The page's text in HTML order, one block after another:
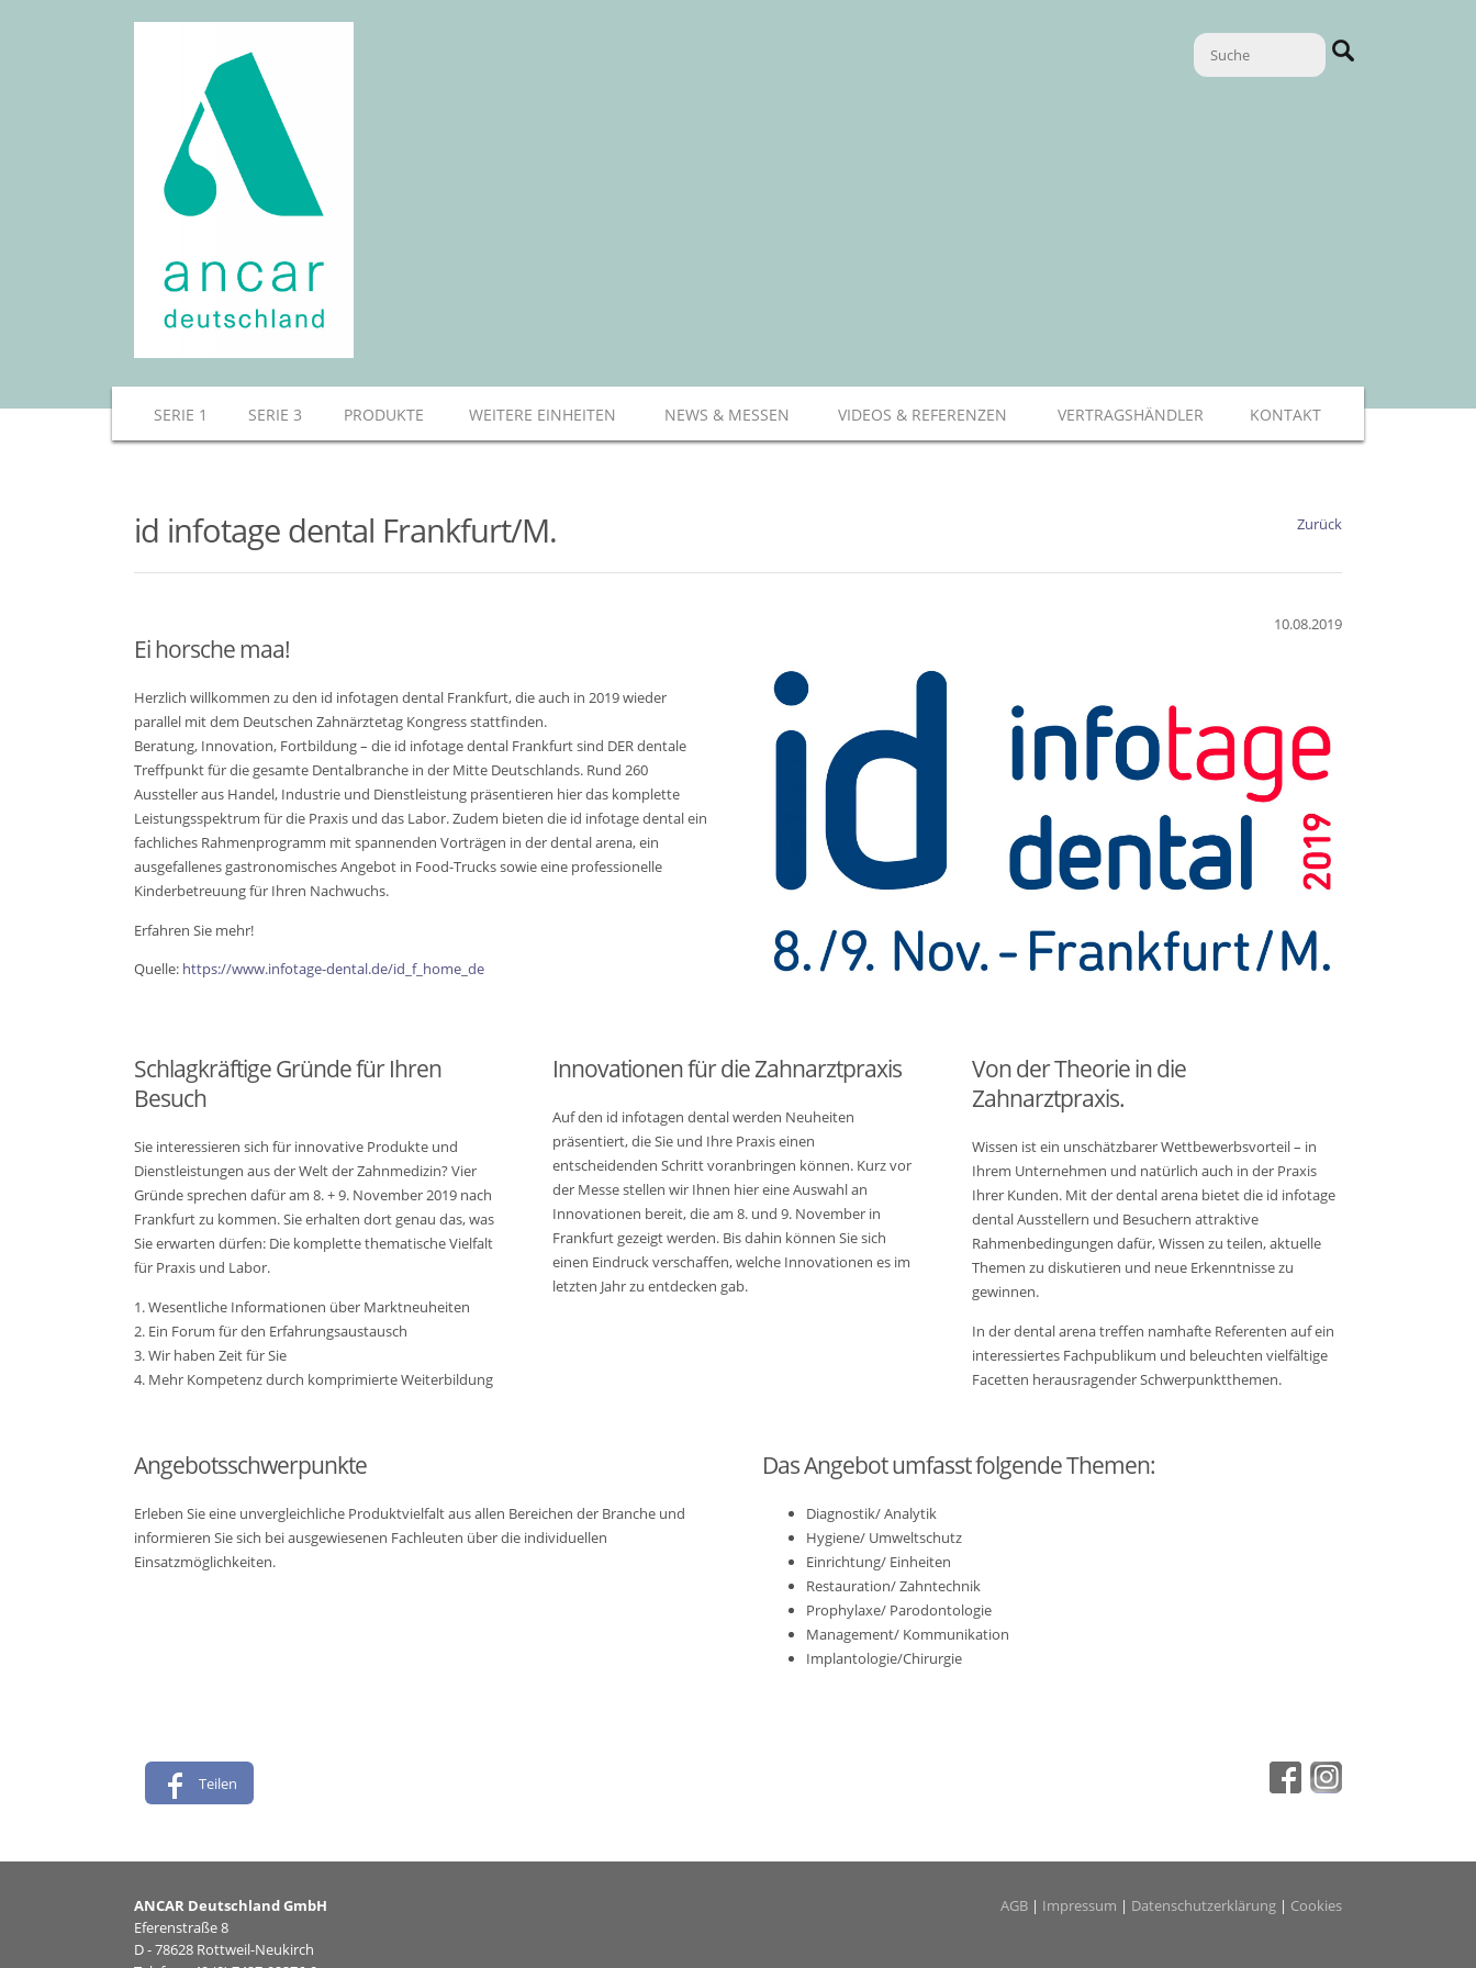
SERIE 1 SERIE 3 PRODUKTE WEITERE EINHEITEN NEWS & MESSEN VIDEOS & REFERENZEN VERTRAGSHÄNDLER KONTAKT
id infotage dental Frankfurt/M. Zurück
10.08.2019
Ei horsche maa!
Herzlich willkommen zu den id infotagen dental Frankfurt, die auch in 2019 wieder
parallel mit dem Deutschen Zahnärztetag Kongress stattfinden.
Beratung, Innovation, Fortbildung – die id infotage dental Frankfurt sind DER dentale
Treffpunkt für die gesamte Dentalbranche in der Mitte Deutschlands. Rund 260
Aussteller aus Handel, Industrie und Dienstleistung präsentieren hier das komplette
Leistungsspektrum für die Praxis und das Labor. Zudem bieten die id infotage dental ein
fachliches Rahmenprogramm mit spannenden Vorträgen in der dental arena, ein
ausgefallenes gastronomisches Angebot in Food-Trucks sowie eine professionelle
Kinderbetreuung für Ihren Nachwuchs.
Erfahren Sie mehr!
Quelle: https://www.infotage-dental.de/id_f_home_de
Schlagkräftige Gründe für Ihren
Besuch
Sie interessieren sich für innovative Produkte und
Dienstleistungen aus der Welt der Zahnmedizin? Vier
Gründe sprechen dafür am 8. + 9. November 2019 nach
Frankfurt zu kommen. Sie erhalten dort genau das, was
Sie erwarten dürfen: Die komplette thematische Vielfalt
für Praxis und Labor.
1. Wesentliche Informationen über Marktneuheiten
2. Ein Forum für den Erfahrungsaustausch
3. Wir haben Zeit für Sie
4. Mehr Kompetenz durch komprimierte Weiterbildung
Innovationen für die Zahnarztpraxis
Auf den id infotagen dental werden Neuheiten
präsentiert, die Sie und Ihre Praxis einen
entscheidenden Schritt voranbringen können. Kurz vor
der Messe stellen wir Ihnen hier eine Auswahl an
Innovationen bereit, die am 8. und 9. November in
Frankfurt gezeigt werden. Bis dahin können Sie sich
einen Eindruck verschaffen, welche Innovationen es im
letzten Jahr zu entdecken gab.
Von der Theorie in die
Zahnarztpraxis.
Wissen ist ein unschätzbarer Wettbewerbsvorteil – in
Ihrem Unternehmen und natürlich auch in der Praxis
Ihrer Kunden. Mit der dental arena bietet die id infotage
dental Ausstellern und Besuchern attraktive
Rahmenbedingungen dafür, Wissen zu teilen, aktuelle
Themen zu diskutieren und neue Erkennt­nisse zu
gewinnen.
In der dental arena treffen namhafte Referenten auf ein
interessiertes Fachpublikum und beleuchten vielfältige
Facetten herausragender Schwerpunktthemen.
Angebotsschwerpunkte
Erleben Sie eine unvergleichliche Produktvielfalt aus allen Bereichen der Branche und
informieren Sie sich bei ausgewiesenen Fachleuten über die individuellen
Einsatzmöglichkeiten.
Das Angebot umfasst folgende Themen:
Diagnostik/ Analytik
Hygiene/ Umweltschutz
Einrichtung/ Einheiten
Restauration/ Zahntechnik
Prophylaxe/ Parodontologie
Management/ Kommunikation
Implantologie/Chirurgie
Teilen
ANCAR Deutschland GmbH
Eferenstraße 8
D - 78628 Rottweil-Neukirch
AGB | Impressum | Datenschutzerklärung | Cookies